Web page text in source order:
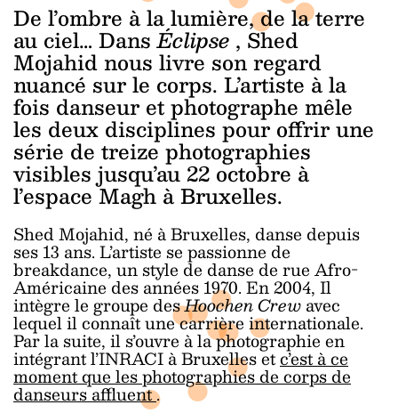
De l’ombre à la lumière, de la terre
au ciel… DansÉclipse , Shed
Mojahid nous livre son regard
nuancé sur le corps. L’artiste à la
fois danseur et photographe mêle
les deux disciplines pour offrir une
série de treize photographies
visibles jusqu’au 22 octobre à
l’espace Magh à Bruxelles.
Shed Mojahid, né à Bruxelles, danse depuis
ses 13 ans. L’artiste se passionne de
breakdance, un style de danse de rue Afro-
Américaine des années 1970. En 2004, Il
intègre le groupe desHoochen Crewavec
lequel il connaît une carrière internationale.
Par la suite, il s’ouvre à la photographie en
intégrant l’INRACI à Bruxelles etc’est à ce
moment que les photographies de corps de
danseurs affluent.